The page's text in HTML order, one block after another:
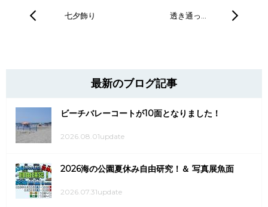
七夕飾り 透き通っ…
最新のブログ記事
ビーチバレーコートが10面となりました！
2026.08.01update
2026海の公園夏休み自由研究！＆ 写真展魚面
2026.07.31update